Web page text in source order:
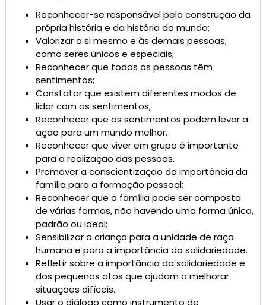
Reconhecer-se responsável pela construção da
própria história e da história do mundo;
Valorizar a si mesmo e às demais pessoas,
como seres únicos e especiais;
Reconhecer que todas as pessoas têm
sentimentos;
Constatar que existem diferentes modos de
lidar com os sentimentos;
Reconhecer que os sentimentos podem levar a
ação para um mundo melhor.
Reconhecer que viver em grupo é importante
para a realização das pessoas.
Promover a conscientização da importância da
família para a formação pessoal;
Reconhecer que a família pode ser composta
de várias formas, não havendo uma forma única,
padrão ou ideal;
Sensibilizar a criança para a unidade de raça
humana e para a importância da solidariedade.
Refletir sobre a importância da solidariedade e
dos pequenos atos que ajudam a melhorar
situações difíceis.
Usar o diálogo como instrumento de